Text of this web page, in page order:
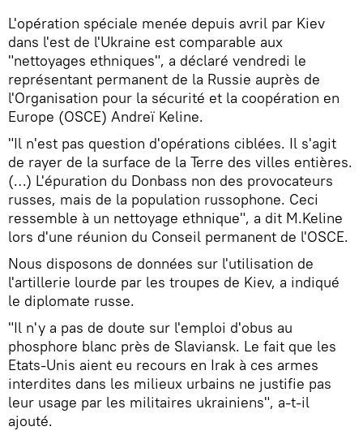
L'opération spéciale menée depuis avril par Kiev
dans l'est de l'Ukraine est comparable aux
"nettoyages ethniques", a déclaré vendredi le
représentant permanent de la Russie auprès de
l'Organisation pour la sécurité et la coopération en
Europe (OSCE) Andreï Keline.
"Il n'est pas question d'opérations ciblées. Il s'agit
de rayer de la surface de la Terre des villes entières.
(…) L'épuration du Donbass non des provocateurs
russes, mais de la population russophone. Ceci
ressemble à un nettoyage ethnique", a dit M.Keline
lors d'une réunion du Conseil permanent de l'OSCE.
Nous disposons de données sur l'utilisation de
l'artillerie lourde par les troupes de Kiev, a indiqué
le diplomate russe.
"Il n'y a pas de doute sur l'emploi d'obus au
phosphore blanc près de Slaviansk. Le fait que les
Etats-Unis aient eu recours en Irak à ces armes
interdites dans les milieux urbains ne justifie pas
leur usage par les militaires ukrainiens", a-t-il
ajouté.